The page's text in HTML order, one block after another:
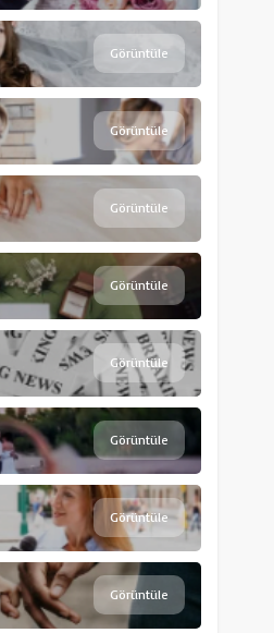
Görüntüle
Görüntüle
Görüntüle
Görüntüle
Görüntüle
Görüntüle
Görüntüle
Görüntüle